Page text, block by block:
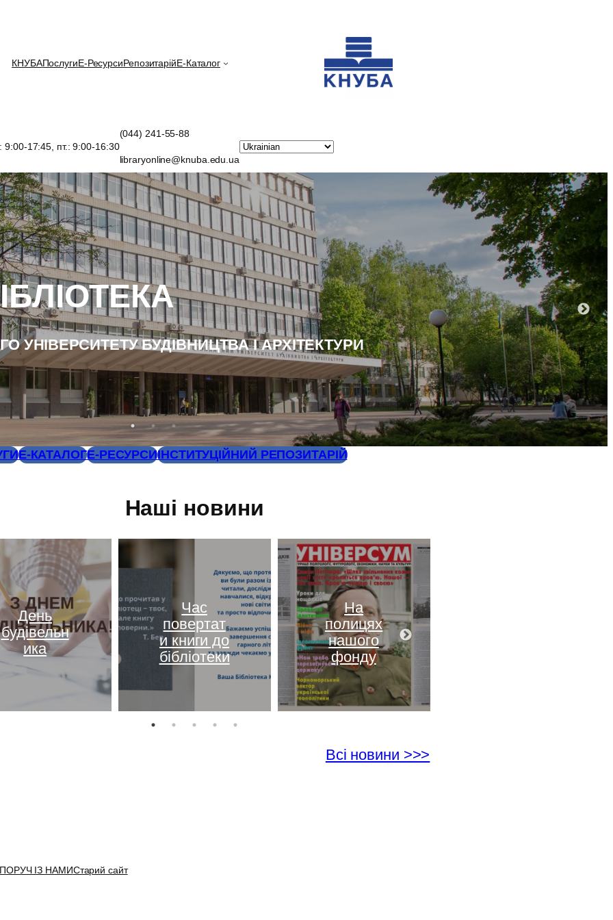
КНУБАПослугиE-РесурсиРепозитарійЕ-Каталог
9:00-17:45, пт.: 9:00-16:30
(044) 241-55-88
libraryonline@knuba.edu.ua
УНІВЕРСИТЕТУ БУДІВНИЦТВА І АРХІТЕКТУРИ
Е-КАТАЛОГЕ-РЕСУРСИІНСТИТУЦІЙНИЙ РЕПОЗИТАРІЙ
Наші новини
День
будівельн
ика
Час
повертат
и книги до
бібліотеки
На
полицях
нашого
фонду
Всі новини >>>
ПОРУЧ ІЗ НАМИСтарий сайт